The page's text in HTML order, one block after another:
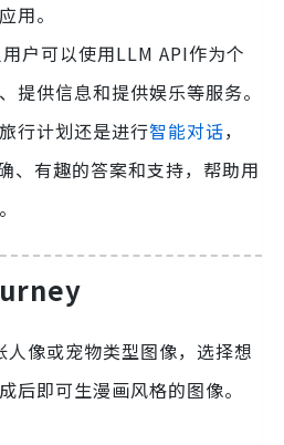
用。
户可以使用LLM API作为个
提供信息和提供娱乐等服务。
行计划还是进行智能对话，
、有趣的答案和支持，帮助用
人像或宠物类型图像，选择想
后即可生漫画风格的图像。